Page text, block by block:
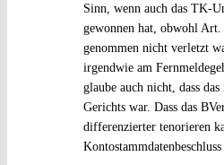
Sinn, wenn auch das TK-
gewonnen hat, obwohl
genommen nicht verletzt
irgendwie am
glaube auch nicht, dass
Gerichts war. Dass das
differenzierter tenorieren